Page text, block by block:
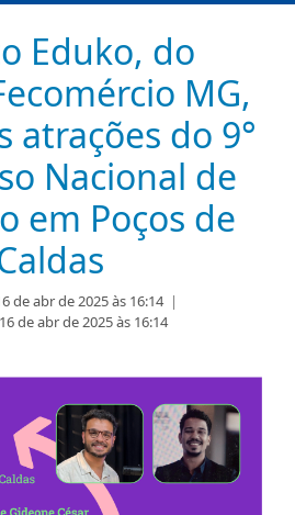
Eduko, do
MG,
atrações do 9°
Nacional de
em Poços de
de abr de 2025 às 16:14|
de abr de 2025 às 16:14